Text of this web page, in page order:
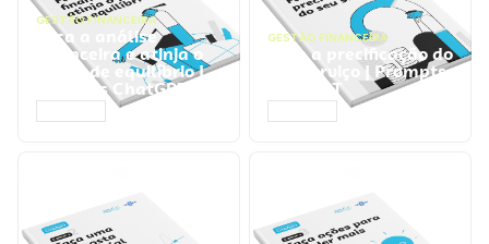
GESTÃO FINANCEIRA
Faça a análise
financeira e atinja o
ponto de equilíbrio |
Prompts ChatGPT
GESTÃO FINANCEIRA
Faça a precificação do
seu serviço | Prompts
ChatGPT